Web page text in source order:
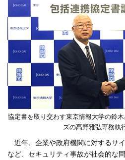
協定書を取り交わす東京情報大学の鈴
ズの髙野雅弘専務執
近年、企業や政府機関に対するサ
など、セキュリティ事故が社会的な